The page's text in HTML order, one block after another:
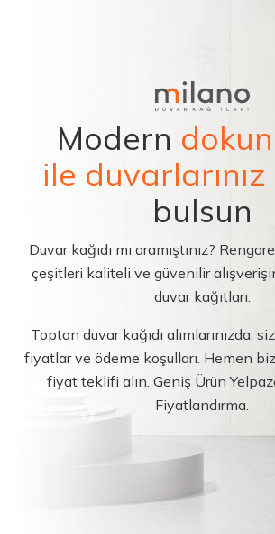
Modern
ile duvarlarınız
bulsun
Duvar kağıdı mı aramıştınız?
çeşitleri kaliteli ve güvenilir
duvar kağıtları.
Toptan duvar kağıdı alımlarınızda,
fiyatlar ve ödeme koşulları. Hemen
fiyat teklifi alın. Geniş Ürün
Fiyatlandırma.